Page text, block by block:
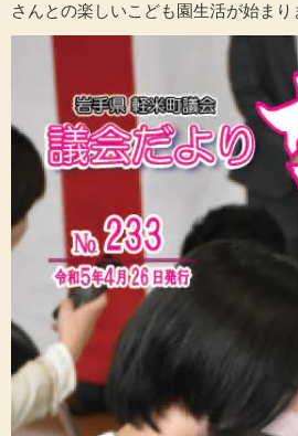
さんとの楽しいこども園生活が始まり